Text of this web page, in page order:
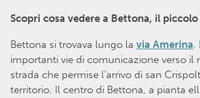
Scopri cosa vedere a Bettona, il
Bettona si trovava lungo la via Amerina.
importanti vie di comunicazione verso il
strada che permise l’arrivo di san
territorio. Il centro di Bettona, a pianta